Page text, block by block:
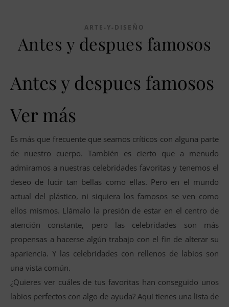
ARTE-Y-DISEÑO
Antes y despues famosos
Antes y despues famosos
Ver más
Es más que frecuente que seamos críticos con alguna parte
de nuestro cuerpo. También es cierto que a menudo
admiramos a nuestras celebridades favoritas y tenemos el
deseo de lucir tan bellas como ellas. Pero en el mundo
actual del plástico, ni siquiera los famosos se ven como
ellos mismos. Llámalo la presión de estar en el centro de
atención constante, pero las celebridades son más
propensas a hacerse algún trabajo con el fin de alterar su
apariencia. Y las celebridades con rellenos de labios son
una vista común.
¿Quieres ver cuáles de tus favoritas han conseguido unos
labios perfectos con algo de ayuda? Aquí tienes una lista de